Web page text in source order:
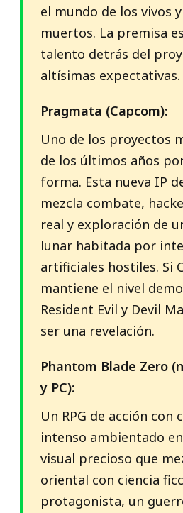
el mundo de los vivos
muertos. La premisa
talento detrás del
altísimas expectativas.
Pragmata (Capcom):
Uno de los proyectos
de los últimos años
forma. Esta nueva IP
mezcla combate,
real y exploración de
lunar habitada por
artificiales hostiles. Si
mantiene el nivel
Resident Evil y Devil
ser una revelación.
Phantom Blade Zero
y PC):
Un RPG de acción con
intenso ambientado
visual precioso que
oriental con ciencia
protagonista, un